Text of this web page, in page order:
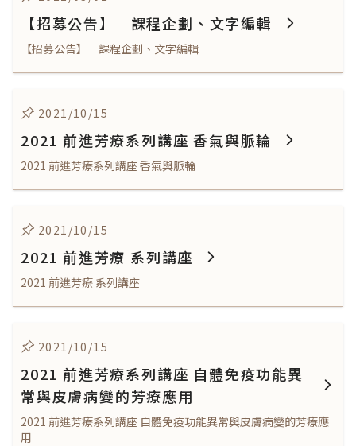
【招募公告】 課程企劃、文字編輯
【招募公告】 課程企劃、文字編輯
2021/10/15
2021 前進芳療系列講座 香氣與脈輪
2021 前進芳療系列講座 香氣與脈輪
2021/10/15
2021 前進芳療 系列講座
2021 前進芳療 系列講座
2021/10/15
2021 前進芳療系列講座 自體免疫功能異
常與皮膚病變的芳療應用
2021 前進芳療系列講座 自體免疫功能異常與皮膚病變的芳療應
用